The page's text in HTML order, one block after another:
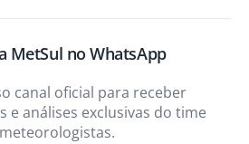
MetSul no WhatsApp
canal oficial para receber
e análises exclusivas do time